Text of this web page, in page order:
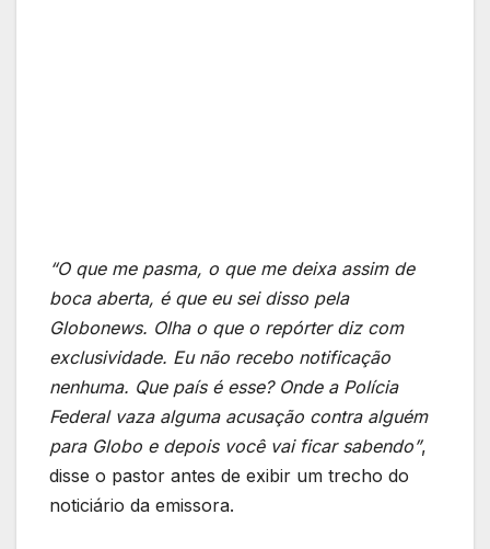
“O que me pasma, o que me deixa assim de
boca aberta, é que eu sei disso pela
Globonews. Olha o que o repórter diz com
exclusividade. Eu não recebo notificação
nenhuma. Que país é esse? Onde a Polícia
Federal vaza alguma acusação contra alguém
para Globo e depois você vai ficar sabendo”,
disse o pastor antes de exibir um trecho do
noticiário da emissora.